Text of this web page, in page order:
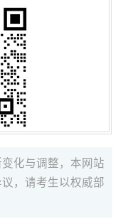
化与调整，本网站
，请考生以权威部